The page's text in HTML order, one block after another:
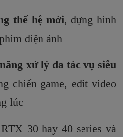
thế hệ mới, dựng hình
điện ảnh
xử lý đa tác vụ siêu
chiến game, edit video
lúc
30 hay 40 series và